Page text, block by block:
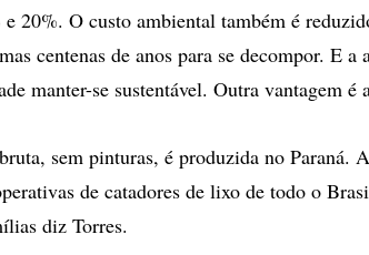
e 20%. O custo ambiental também é
centenas de anos para se decompor. E
manter-se sustentável. Outra vantagem é
sem pinturas, é produzida no Paraná.
de catadores de lixo de todo o
diz Torres.